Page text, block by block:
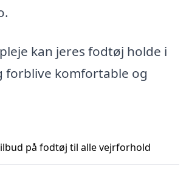
kan jeres fodtøj holde i
forblive komfortable og
på fodtøj til alle vejrforhold